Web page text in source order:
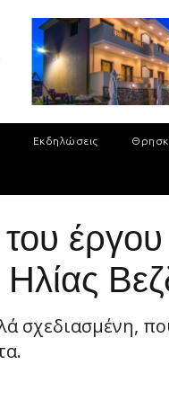
Εκδηλώσεις
σχεδιασμένη,